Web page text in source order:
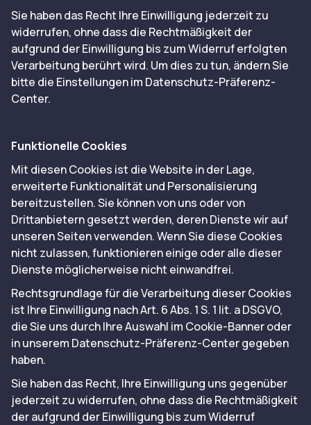
Sie haben das Recht Ihre Einwilligung jederzeit zu
widerrufen, ohne dass die Rechtmäßigkeit der
aufgrund der Einwilligung bis zum Widerruf erfolgten
Verarbeitung berührt wird. Um dies zu tun, ändern Sie
bitte die Einstellungen im Datenschutz-Präferenz-
Center.
Funktionelle Cookies
Mit diesen Cookies ist die Website in der Lage,
erweiterte Funktionalität und Personalisierung
bereitzustellen. Sie können von uns oder von
Drittanbietern gesetzt werden, deren Dienste wir auf
unseren Seiten verwenden. Wenn Sie diese Cookies
nicht zulassen, funktionieren einige oder alle dieser
Dienste möglicherweise nicht einwandfrei.
Rechtsgrundlage für die Verarbeitung dieser Cookies
ist Ihre Einwilligung nach Art. 6 Abs. 1 S. 1 lit. a DSGVO,
die Sie uns durch Ihre Auswahl im Cookie-Banner oder
in unserem Datenschutz-Präferenz-Center gegeben
haben.
Sie haben das Recht, Ihre Einwilligung uns gegenüber
jederzeit zu widerrufen, ohne dass die Rechtmäßigkeit
der aufgrund der Einwilligung bis zum Widerruf